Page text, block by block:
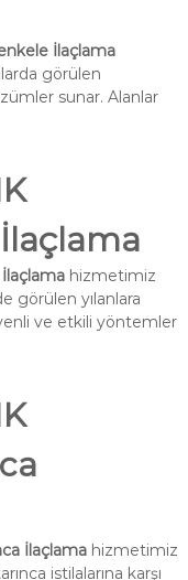
İlaçlama
görülen
sunar. Alanlar
İlaçlama
hizmetimiz
görülen yılanlara
ve etkili yöntemler
İlaçlamahizmetimiz
istilalarına karşı